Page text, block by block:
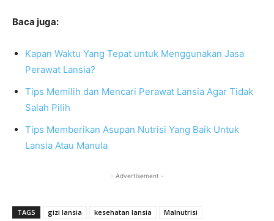
Baca juga:
Kapan Waktu Yang Tepat untuk Menggunakan Jasa
Perawat Lansia?
Tips Memilih dan Mencari Perawat Lansia Agar Tidak
Salah Pilih
Tips Memberikan Asupan Nutrisi Yang Baik Untuk
Lansia Atau Manula
- Advertisement -
TAGS gizi lansia kesehatan lansia
Malnutrisi